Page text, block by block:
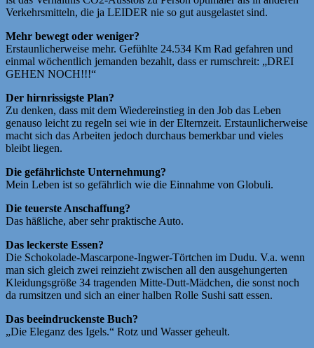
Verkehrsmitteln, die ja LEIDER nie so gut ausgelastet sind.
Mehr bewegt oder weniger?
Erstaunlicherweise mehr. Gefühlte 24.534 Km Rad gefahren und
einmal wöchentlich jemanden bezahlt, dass er rumschreit: „DREI
GEHEN NOCH!!!“
Der hirnrissigste Plan?
Zu denken, dass mit dem Wiedereinstieg in den Job das Leben
genauso leicht zu regeln sei wie in der Elternzeit. Erstaunlicherweise
macht sich das Arbeiten jedoch durchaus bemerkbar und vieles
bleibt liegen.
Die gefährlichste Unternehmung?
Mein Leben ist so gefährlich wie die Einnahme von Globuli.
Die teuerste Anschaffung?
Das häßliche, aber sehr praktische Auto.
Das leckerste Essen?
Die Schokolade-Mascarpone-Ingwer-Törtchen im Dudu. V.a. wenn
man sich gleich zwei reinzieht zwischen all den ausgehungerten
Kleidungsgröße 34 tragenden Mitte-Dutt-Mädchen, die sonst noch
da rumsitzen und sich an einer halben Rolle Sushi satt essen.
Das beeindruckenste Buch?
„Die Eleganz des Igels.“ Rotz und Wasser geheult.